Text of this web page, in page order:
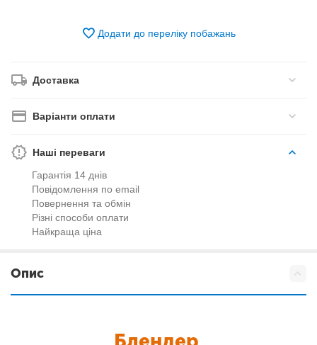
Додати до переліку побажань
Доставка
Варіанти оплати
Наші переваги
Гарантія 14 днів
Повідомлення по email
Повернення та обмін
Різні способи оплати
Найкраща ціна
Опис